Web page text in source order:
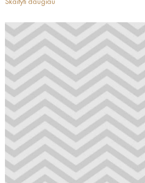
Skaityti daugiau